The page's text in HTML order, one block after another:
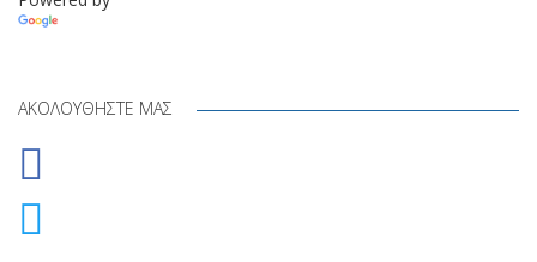
ΑΚΟΛΟΥΘΉΣΤΕ ΜΑΣ